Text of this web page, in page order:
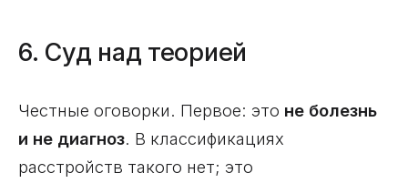
6. Суд над теорией
Честные оговорки. Первое: это не болезнь
и не диагноз. В классификациях
расстройств такого нет; это